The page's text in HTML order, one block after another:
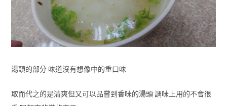
湯頭的部分 味道沒有想像中的重口味
取而代之的是清爽但又可以品嘗到香味的湯頭 調味上用的不會很